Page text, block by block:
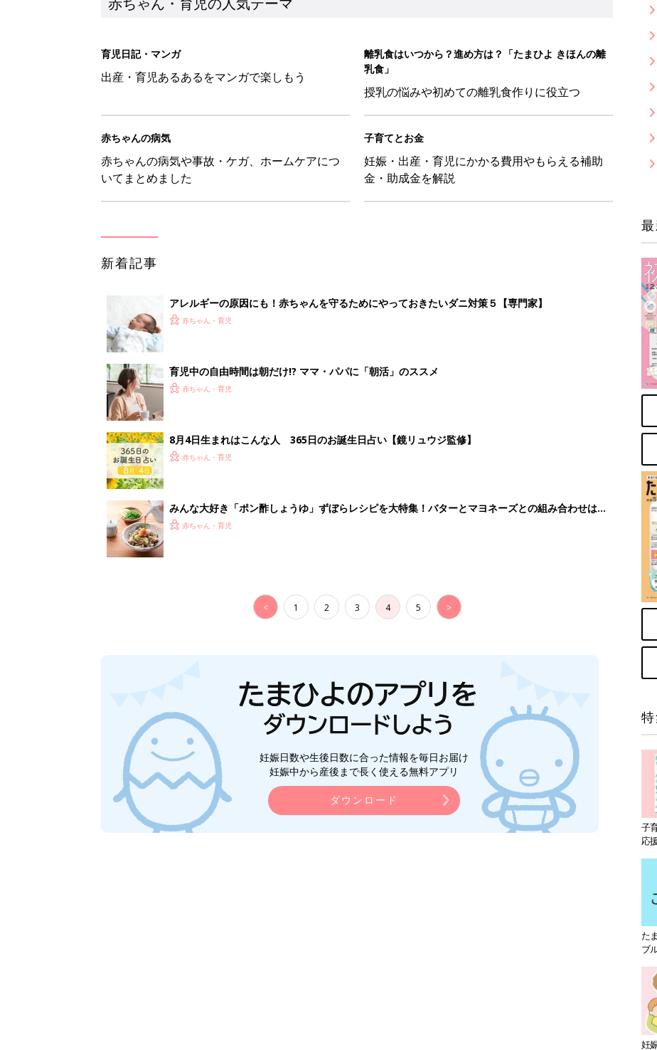
育児日記・マンガ
出産・育児あるあるをマンガで楽しもう
離乳食はいつから？進め方は？「たまひよ きほんの離
乳食」
授乳の悩みや初めての離乳食作りに役立つ
赤ちゃんの病気
赤ちゃんの病気や事故・ケガ、ホームケアにつ
いてまとめました
子育てとお金
妊娠・出産・育児にかかる費用やもらえる補助
金・助成金を解説
新着記事
アレルギーの原因にも！赤ちゃんを守るためにやっておきたいダニ対策５【専門家】
赤ちゃん・育児
育児中の自由時間は朝だけ!? ママ・パパに「朝活」のススメ
赤ちゃん・育児
8月4日生まれはこんな人 365日のお誕生日占い【鏡リュウジ監修】
赤ちゃん・育児
みんな大好き「ポン酢しょうゆ」ずぼらレシピを大特集！バターとマヨネーズとの組み合わせは栄
養学的にも最高⁉
赤ちゃん・育児
< 1 2 3 4 5 >
妊娠日数や生後日数に合った情報を毎日お届け
妊娠中から産後まで長く使える無料アプリ
ダウンロード
子
応
た
ブ
妊